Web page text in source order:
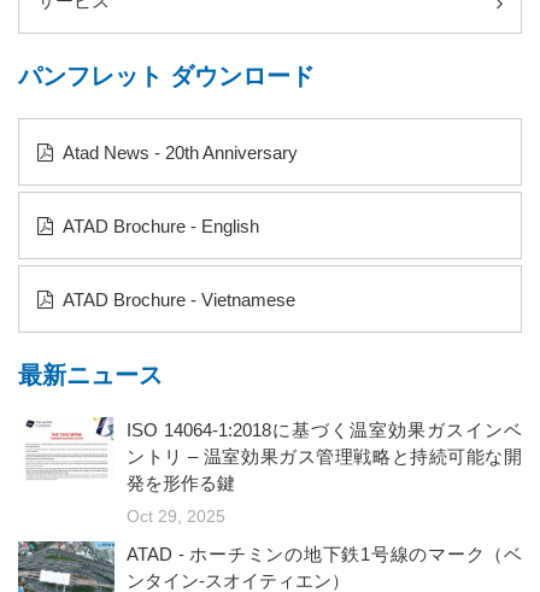
パンフレット ダウンロード
Atad News - 20th Anniversary
ATAD Brochure - English
ATAD Brochure - Vietnamese
最新ニュース
ISO 14064-1:2018に基づく温室効果ガスインベ
ントリ – 温室効果ガス管理戦略と持続可能な開
発を形作る鍵
Oct 29, 2025
ATAD - ホーチミンの地下鉄1号線のマーク（ベ
ンタイン-スオイティエン）